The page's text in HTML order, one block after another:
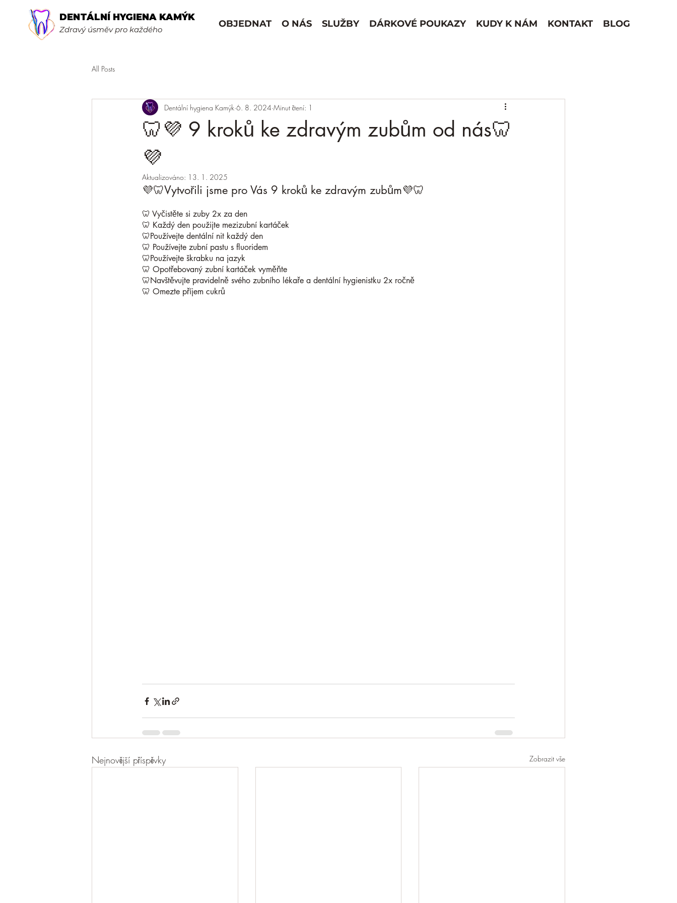
DENTÁLNÍ HYGIENA KAMÝK
Zdravý úsměv pro každého
OBJEDNAT O NÁS SLUŽBY DÁRKOVÉ POUKAZY KUDY K NÁM KONTAKT BLOG
All Posts
🦷💜 9 kroků ke zdravým zubům od nás🦷
💜
Dentální hygiena Kamýk 6. 8. 2024 Minut čtení: 1
Aktualizováno: 13. 1. 2025
💜🦷Vytvořili jsme pro Vás 9 kroků ke zdravým zubům💜🦷
🦷 Vyčistěte si zuby 2x za den
🦷 Každý den použijte mezizubní kartáček
🦷Používejte dentální nit každý den
🦷 Používejte zubní pastu s fluoridem
🦷Používejte škrabku na jazyk
🦷 Opotřebovaný zubní kartáček vyměňte
🦷Navštěvujte pravidelně svého zubního lékaře a dentální hygienistku 2x ročně
🦷 Omezte příjem cukrů
Nejnovější příspěvky Zobrazit vše